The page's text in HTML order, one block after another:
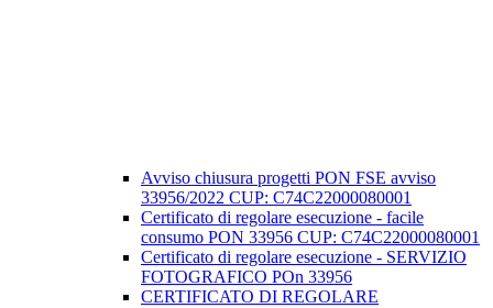
Avviso chiusura progetti PON FSE avviso
33956/2022 CUP: C74C22000080001
Certificato di regolare esecuzione - facile
consumo PON 33956 CUP: C74C22000080001
Certificato di regolare esecuzione - SERVIZIO
FOTOGRAFICO POn 33956
CERTIFICATO DI REGOLARE